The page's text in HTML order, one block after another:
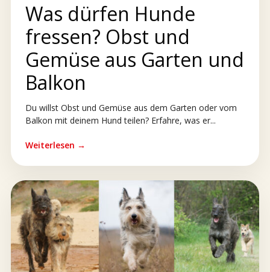
Was dürfen Hunde
fressen? Obst und
Gemüse aus Garten und
Balkon
Du willst Obst und Gemüse aus dem Garten oder vom
Balkon mit deinem Hund teilen? Erfahre, was er...
Weiterlesen →